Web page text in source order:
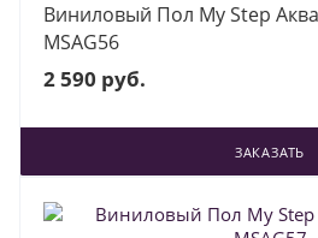
Виниловый Пол My Step
MSAG56
2 590 руб.
ЗАКАЗАТЬ